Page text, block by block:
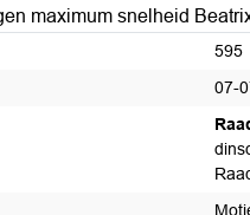
maximum snelheid
595
07-